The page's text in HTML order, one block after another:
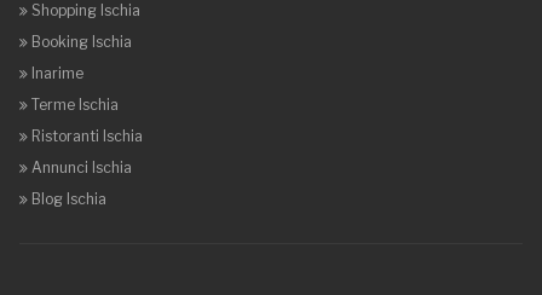
Shopping Ischia
Booking Ischia
Inarime
Terme Ischia
Ristoranti Ischia
Annunci Ischia
Blog Ischia